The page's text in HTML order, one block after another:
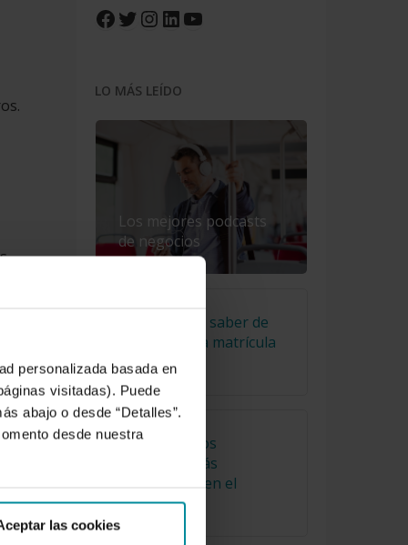
personalizada basada en
visitadas). Puede
abajo o desde “Detalles”.
desde nuestra
las cookies
Facebook
Twitter
Instagram
LinkedIn
YouTube
LO MÁS LEÍDO
Los mejores podcasts
de negocios
El truco para saber de
qué año es la matrícula
de un coche
Cuáles son los
alimentos más
consumidos en el
mundo